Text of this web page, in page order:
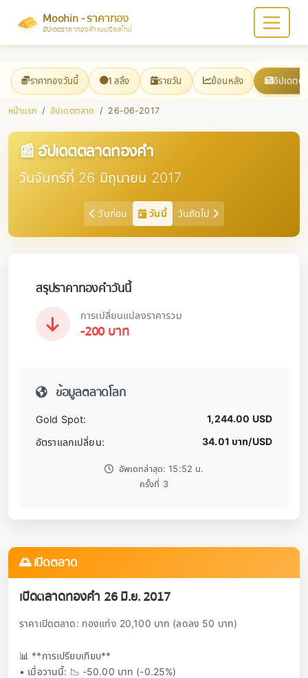
Moohin - ราคาทอง
อัปเดตราคาทองคำแบบเรียลไทม์
ราคาทองวันนี้ 1 สลึง รายวัน ย้อนหลัง อัปเดตต
หน้าแรก อัปเดตตลาด 26-06-2017
📰 อัปเดตตลาดทองคำ
วันจันทร์ที่ 26 มิถุนายน 2017
วันก่อน วันนี้ วันถัดไป
สรุปราคาทองคำวันนี้
การเปลี่ยนแปลงราคารวม
-200 บาท
ข้อมูลตลาดโลก
Gold Spot:
1,244.00 USD
อัตราแลกเปลี่ยน:
34.01 บาท/USD
อัพเดทล่าสุด: 15:52 น.
ครั้งที่ 3
🌅 เปิดตลาด
เปิดตลาดทองคำ 26 มิ.ย. 2017
ราคาเปิดตลาด: ทองแท่ง 20,100 บาท (ลดลง 50 บาท)
📊 **การเปรียบเทียบ**
• เมื่อวานนี้: 📉 -50.00 บาท (-0.25%)